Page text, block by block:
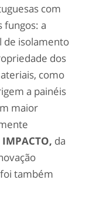
com
fungos: a
de isolamento
dos
como
a painéis
maior
da
também